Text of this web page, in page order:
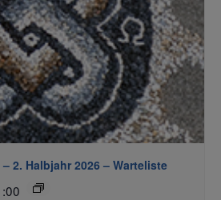
2. Halbjahr 2026 – Warteliste